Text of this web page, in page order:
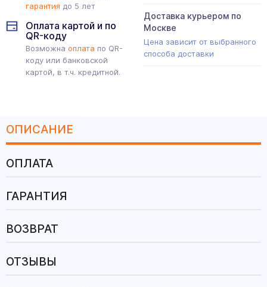
гарантия до 5 лет
Оплата картой и по
QR-коду
Возможна оплата по QR-
коду или банковской
картой, в т.ч. кредитной.
Доставка курьером по
Москве
Цена зависит от выбранного
способа доставки
ОПИСАНИЕ
ОПЛАТА
ГАРАНТИЯ
ВОЗВРАТ
ОТЗЫВЫ